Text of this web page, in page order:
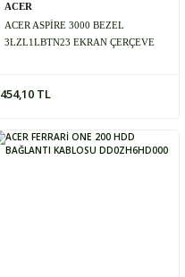
ACER
ACER ASPİRE 3000 BEZEL
3LZL1LBTN23 EKRAN ÇERÇEVE
454,10 TL